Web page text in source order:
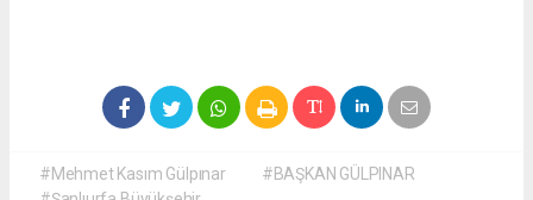
#Mehmet Kasım Gülpınar
#BAŞKAN GÜLPINAR